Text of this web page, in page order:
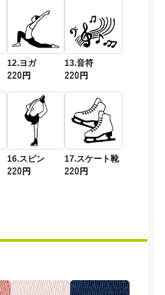
12.ヨガ
220円
13.音符
220円
16.スピン
220円
17.スケート靴
220円